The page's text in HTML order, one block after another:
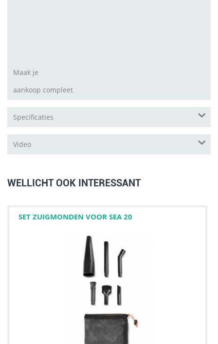
Maak je
aankoop compleet
Specificaties
Video
WELLICHT OOK INTERESSANT
SET ZUIGMONDEN VOOR SEA 20